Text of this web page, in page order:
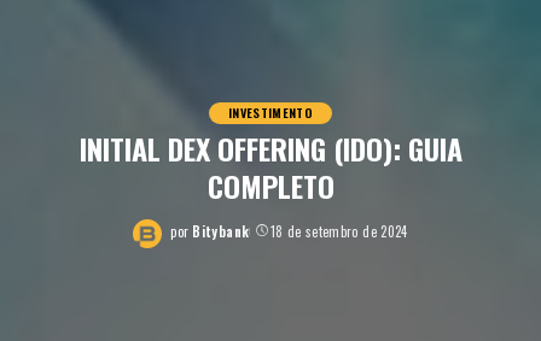
INVESTIMENTO
INITIAL DEX OFFERING (IDO): GUIA
COMPLETO
por Bitybank 18 de setembro de 2024